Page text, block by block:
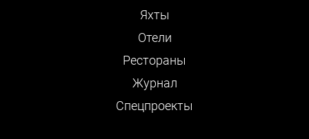
Яхты
Отели
Рестораны
Журнал
Cпецпроекты